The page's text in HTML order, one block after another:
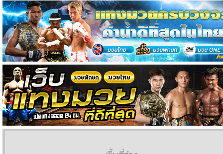
ทีเด็ด
บอล
แกล
ล
อรี่
สาว
งาม
ผล
บอล